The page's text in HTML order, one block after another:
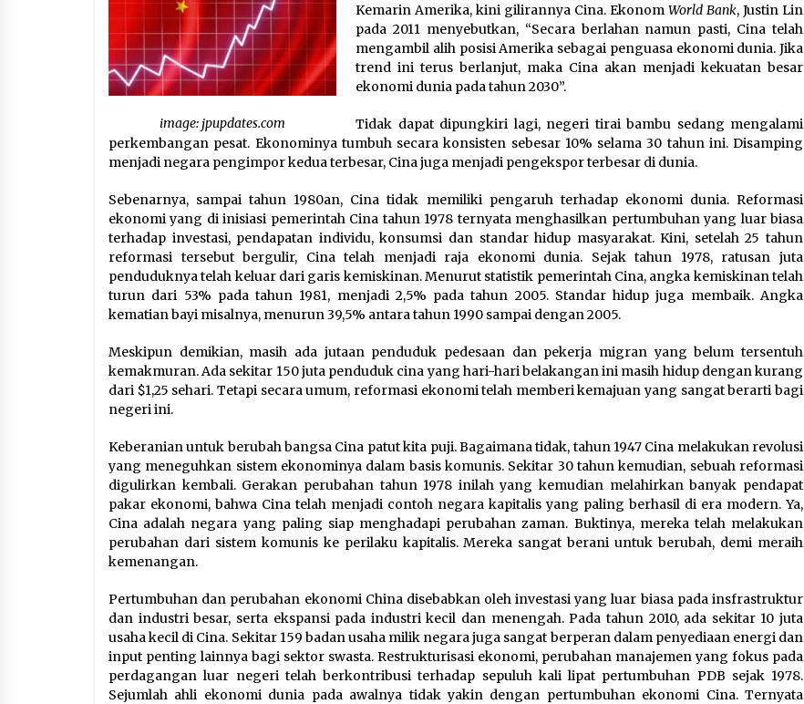
Said Muniruddin Beri Pelatihan dan
Motivasi untuk 179 Guru Diniyah
Disdikbud Kota Banda Aceh
4 months ago
SELVi: Sebuah Model Motivasi
dalam Kepemimpinan Bisnis
4 months ago
image: jpupdates.com
Kemarin Amerika, kini gilirannya Cina. Ekonom World Bank, Justin Lin
pada 2011 menyebutkan, “Secara berlahan namun pasti, Cina telah
mengambil alih posisi Amerika sebagai penguasa ekonomi dunia. Jika
trend ini terus berlanjut, maka Cina akan menjadi kekuatan besar
ekonomi dunia pada tahun 2030”.
Tidak dapat dipungkiri lagi, negeri tirai bambu sedang mengalami
perkembangan pesat. Ekonominya tumbuh secara konsisten sebesar 10% selama 30 tahun ini. Disamping
menjadi negara pengimpor kedua terbesar, Cina juga menjadi pengekspor terbesar di dunia.
Sebenarnya, sampai tahun 1980an, Cina tidak memiliki pengaruh terhadap ekonomi dunia. Reformasi
ekonomi yang di inisiasi pemerintah Cina tahun 1978 ternyata menghasilkan pertumbuhan yang luar biasa
terhadap investasi, pendapatan individu, konsumsi dan standar hidup masyarakat. Kini, setelah 25 tahun
reformasi tersebut bergulir, Cina telah menjadi raja ekonomi dunia. Sejak tahun 1978, ratusan juta
penduduknya telah keluar dari garis kemiskinan. Menurut statistik pemerintah Cina, angka kemiskinan telah
turun dari 53% pada tahun 1981, menjadi 2,5% pada tahun 2005. Standar hidup juga membaik. Angka
kematian bayi misalnya, menurun 39,5% antara tahun 1990 sampai dengan 2005.
Meskipun demikian, masih ada jutaan penduduk pedesaan dan pekerja migran yang belum tersentuh
kemakmuran. Ada sekitar 150 juta penduduk cina yang hari-hari belakangan ini masih hidup dengan kurang
dari $1,25 sehari. Tetapi secara umum, reformasi ekonomi telah memberi kemajuan yang sangat berarti bagi
negeri ini.
Keberanian untuk berubah bangsa Cina patut kita puji. Bagaimana tidak, tahun 1947 Cina melakukan revolusi
yang meneguhkan sistem ekonominya dalam basis komunis. Sekitar 30 tahun kemudian, sebuah reformasi
digulirkan kembali. Gerakan perubahan tahun 1978 inilah yang kemudian melahirkan banyak pendapat
pakar ekonomi, bahwa Cina telah menjadi contoh negara kapitalis yang paling berhasil di era modern. Ya,
Cina adalah negara yang paling siap menghadapi perubahan zaman. Buktinya, mereka telah melakukan
perubahan dari sistem komunis ke perilaku kapitalis. Mereka sangat berani untuk berubah, demi meraih
kemenangan.
Pertumbuhan dan perubahan ekonomi China disebabkan oleh investasi yang luar biasa pada insfrastruktur
dan industri besar, serta ekspansi pada industri kecil dan menengah. Pada tahun 2010, ada sekitar 10 juta
usaha kecil di Cina. Sekitar 159 badan usaha milik negara juga sangat berperan dalam penyediaan energi dan
input penting lainnya bagi sektor swasta. Restrukturisasi ekonomi, perubahan manajemen yang fokus pada
perdagangan luar negeri telah berkontribusi terhadap sepuluh kali lipat pertumbuhan PDB sejak 1978.
Sejumlah ahli ekonomi dunia pada awalnya tidak yakin dengan pertumbuhan ekonomi Cina. Ternyata